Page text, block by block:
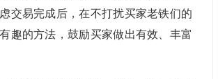
交易完成后，在不打扰买家老铁们的
趣的方法，鼓励买家做出有效、丰富